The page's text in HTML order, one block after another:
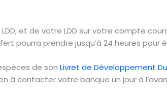
et de votre LDD sur votre compte
pourra prendre jusqu’à 24 heures pour
de son Livret de Développement
à contacter votre banque un jour à